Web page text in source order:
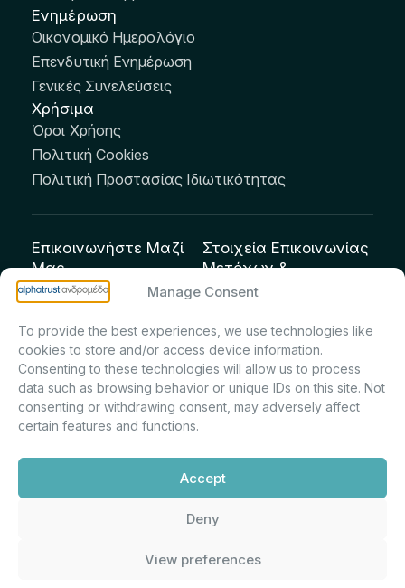
Manage Consent
To provide the best experiences, we use technologies like
cookies to store and/or access device information.
Consenting to these technologies will allow us to process
data such as browsing behavior or unique IDs on this site. Not
consenting or withdrawing consent, may adversely affect
certain features and functions.
Accept
Deny
View preferences
Ενημέρωση
Οικονομικό Ημερολόγιο
Επενδυτική Ενημέρωση
Γενικές Συνελεύσεις
Χρήσιμα
Όροι Χρήσης
Πολιτική Cookies
Πολιτική Προστασίας Ιδιωτικότητας
Επικοινωνήστε Μαζί
Μας
info@andromeda.eu
Οδός Αριστείδου 1,
Κηφισιά Τ.Κ. 14561
Στοιχεία Επικοινωνίας
Μετόχων &
Επενδυτών:
Πρίντσιου – Corporate
Secretary & Investor
Relations – Τμήμα
Μετοχολογίου –
Ανακοινώσεων
m.printsiou@andromeda.eu